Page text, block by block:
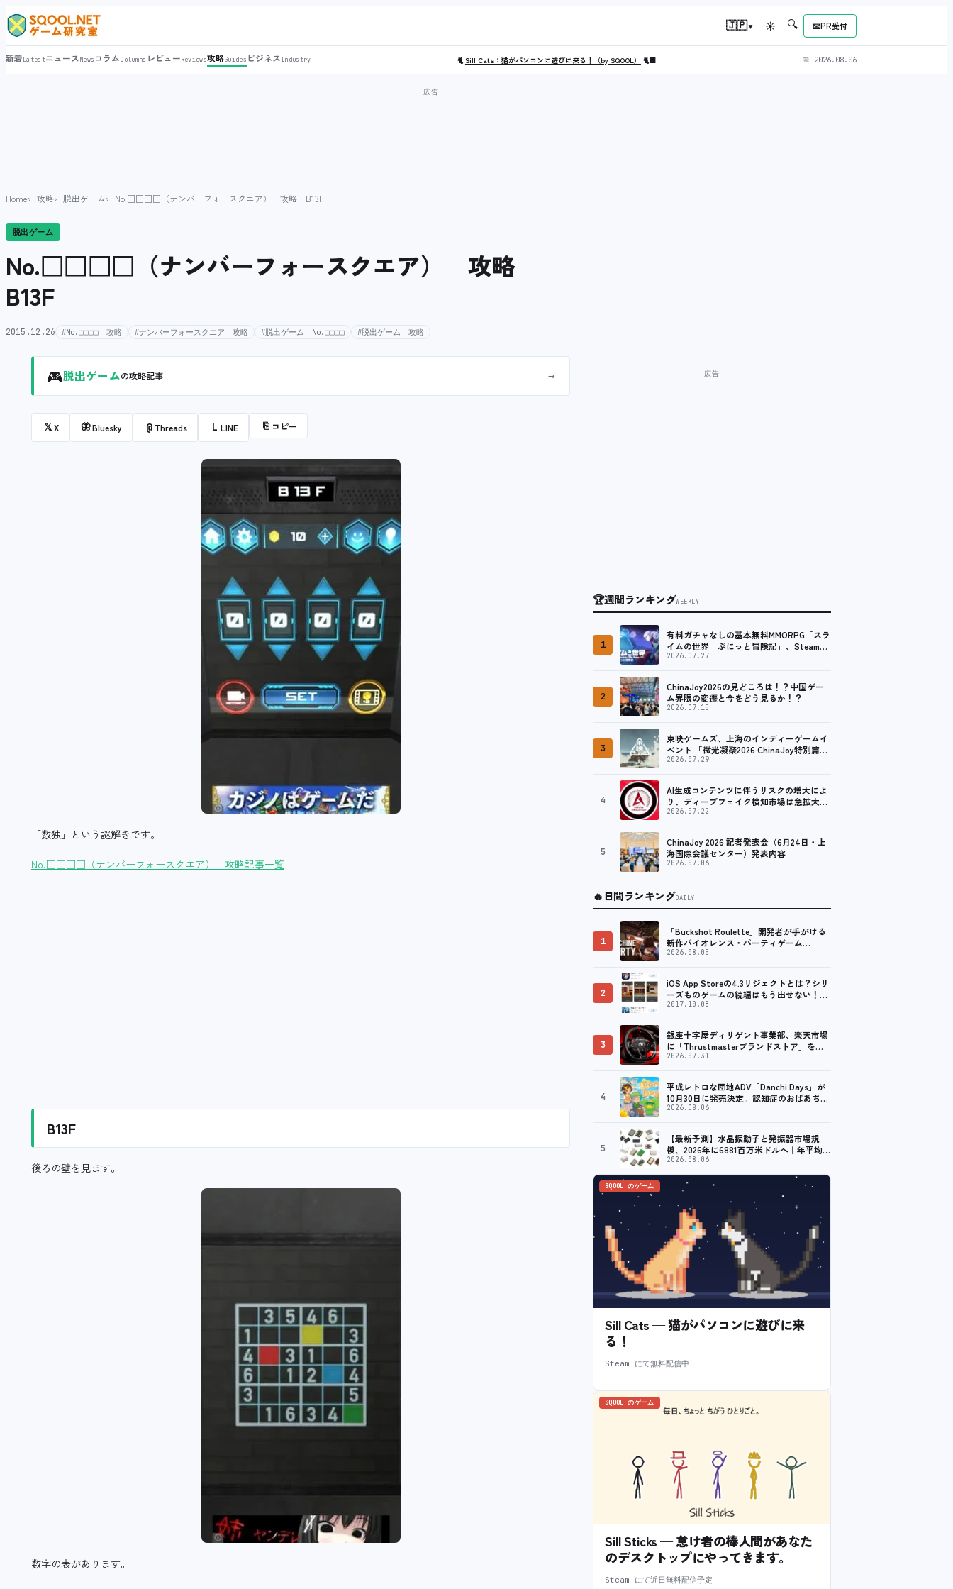
🇯🇵▾ ☀ 🔍 📧PR受付
新着LatestニュースNews コラムColumns レビューReviews攻略Guides ビジネスIndustry 🐈Sill Cats：猫がパソコンに遊びに来る！（by SQOOL） 🐈‍⬛ 📅 2026.08.06
Home 攻略 脱出ゲーム No.□□□□（ナンバーフォースクエア） 攻略 B13F
脱出ゲーム
No.□□□□（ナンバーフォースクエア） 攻略
B13F
2015.12.26 #No.□□□□ 攻略 #ナンバーフォースクエア 攻略 #脱出ゲーム No.□□□□ #脱出ゲーム 攻略
🎮脱出ゲームの攻略記事 →
𝕏X 🦋Bluesky @ Threads L LINE ⎘ コピー
「数独」という謎解きです。
No.□□□□（ナンバーフォースクエア） 攻略記事一覧
B13F
後ろの壁を見ます。
数字の表があります。
🏆週間ランキングWEEKLY
1
有料ガチャなしの基本無料MMORPG「スラ
イムの世界 ぷにっと冒険記」、Steam向
けの無料体験版が8月末に配信決定
2026.07.27
2
ChinaJoy2026の見どころは！？中国ゲー
ム界隈の変遷と今をどう見るか！？
2026.07.15
3
東映ゲームズ、上海のインディーゲームイ
ベント 「微光凝聚2026 ChinaJoy特別篇」
に登壇！
2026.07.29
4
AI生成コンテンツに伴うリスクの増大によ
り、ディープフェイク検知市場は急拡大
し、2035年には90億米ドルに達する見通し
2026.07.22
5
ChinaJoy 2026 記者発表会（6月24日・上
海国際会議センター）発表内容
2026.07.06
🔥日間ランキングDAILY
1
「Buckshot Roulette」開発者が手がける
新作バイオレンス・パーティゲーム
「Machine Party」がSteam向けに配信開
2026.08.05
2
iOS App Storeの4.3リジェクトとは？シリ
ーズものゲームの続編はもう出せない！？
脱出ゲームで相次ぐリジェクト
2017.10.08
3
銀座十字屋ディリゲント事業部、楽天市場
に「Thrustmasterブランドストア」をオ
ープン。記念キャンペーンでポイントアッ
2026.07.31
4
平成レトロな団地ADV「Danchi Days」が
10月30日に発売決定。認知症のおばあちゃ
んのために夏祭り復活を目指す
2026.08.06
5
【最新予測】水晶振動子と発振器市場規
模、2026年に6881百万米ドルへ｜年平均成
長率9.6%で推移予測
2026.08.06
SQOOL のゲーム
Sill Cats — 猫がパソコンに遊びに来
る！
Steam にて無料配信中
SQOOL のゲーム
Sill Sticks — 怠け者の棒人間があなた
のデスクトップにやってきます。
Steam にて近日無料配信予定